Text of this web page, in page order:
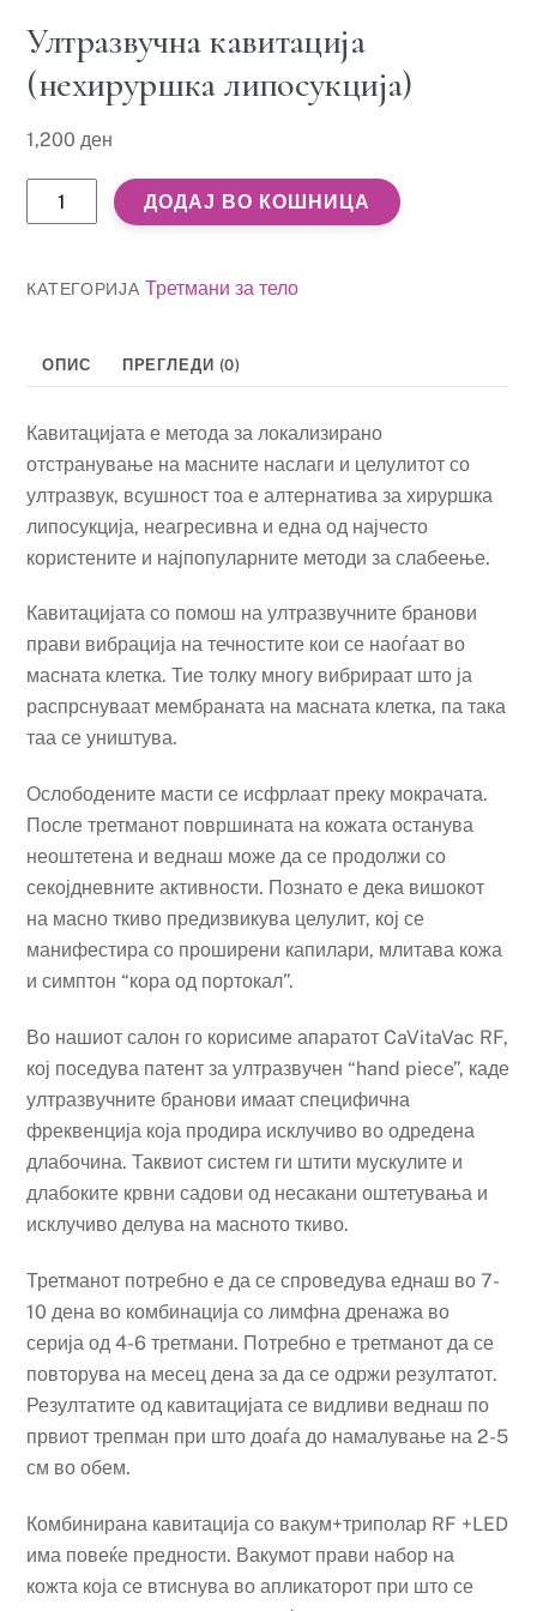
Ултразвучна кавитација
(нехируршка липосукција)
1,200 ден
Ултразвучна
кавитација
липосукција)
ДОДАЈ ВО КОШНИЦА
КАТЕГОРИЈАТретмани за тело
ОПИС ПРЕГЛЕДИ (0)
Кавитацијата е метода за локализирано
отстранување на масните наслаги и целулитот со
ултразвук, всушност тоа е алтернатива за хируршка
липосукција, неагресивна и една од најчесто
користените и најпопуларните методи за слабеење.
Кавитацијата со помош на ултразвучните бранови
прави вибрација на течностите кои се наоѓаат во
масната клетка. Тие толку многу вибрираат што ја
распрснуваат мембраната на масната клетка, па така
таа се уништува.
Ослободените масти се исфрлаат преку мокрачата.
После третманот површината на кожата останува
неоштетена и веднаш може да се продолжи со
секојдневните активности. Познато е дека вишокот
на масно ткиво предизвикува целулит, кој се
манифестира со проширени капилари, млитава кожа
и симптон “кора од портокал”.
Во нашиот салон го корисиме апаратот CaVitaVac RF,
кој поседува патент за ултразвучен “hand piece”, каде
ултразвучните бранови имаат специфична
фреквенција која продира исклучиво во одредена
длабочина. Таквиот систем ги штити мускулите и
длабоките крвни садови од несакани оштетувања и
исклучиво делува на масното ткиво.
Третманот потребно е да се спроведува еднаш во 7-
10 дена во комбинација со лимфна дренажа во
серија од 4-6 третмани. Потребно е третманот да се
повторува на месец дена за да се одржи резултатот.
Резултатите од кавитацијата се видливи веднаш по
првиот трепман при што доаѓа до намалување на 2-5
см во обем.
Комбинирана кавитација со вакум+триполар RF +LED
има повеќе предности. Вакумот прави набор на
кожта која се втиснува во апликаторот при што се